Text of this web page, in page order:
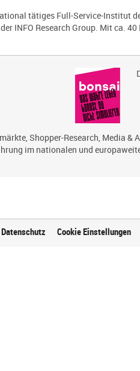
tätiges Full-Service-Institut
INFO Research Group. Mit ca.
Shopper-Research, Media &
im nationalen und
Datenschutz Cookie Einstellungen